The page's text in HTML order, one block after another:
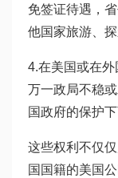
免签证待遇，
他国家旅游、
4.在美国或在外
万一政局不稳
国政府的保护
这些权利不仅
国国籍的美国